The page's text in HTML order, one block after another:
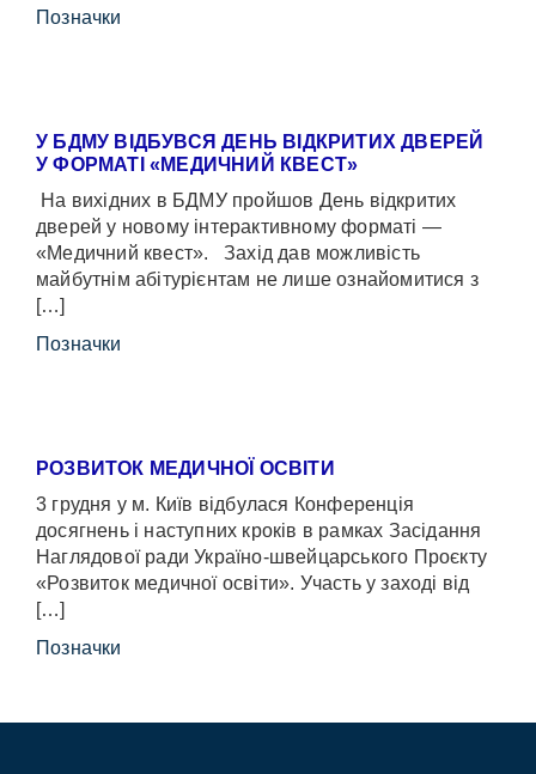
Позначки
У БДМУ ВІДБУВСЯ ДЕНЬ ВІДКРИТИХ ДВЕРЕЙ
У ФОРМАТІ «МЕДИЧНИЙ КВЕСТ»
На вихідних в БДМУ пройшов День відкритих
дверей у новому інтерактивному форматі —
«Медичний квест». Захід дав можливість
майбутнім абітурієнтам не лише ознайомитися з
[…]
Позначки
РОЗВИТОК МЕДИЧНОЇ ОСВІТИ
3 грудня у м. Київ відбулася Конференція
досягнень і наступних кроків в рамках Засідання
Наглядової ради Україно-швейцарського Проєкту
«Розвиток медичної освіти». Участь у заході від
[…]
Позначки